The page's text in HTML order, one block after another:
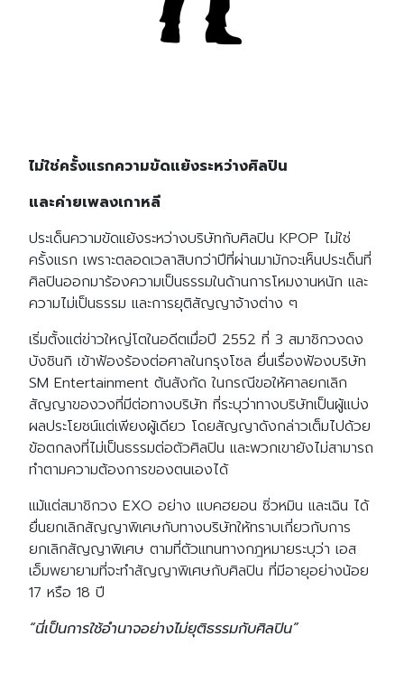
ไม่ใช่ครั้งแรกความขัดแย้งระหว่างศิลปิน
และค่ายเพลงเกาหลี
ประเด็นความขัดแย้งระหว่างบริษัทกับศิลปิน KPOP ไม่ใช่
ครั้งแรก เพราะตลอดเวลาสิบกว่าปีที่ผ่านมามักจะเห็นประเด็นที่
ศิลปินออกมาร้องความเป็นธรรมในด้านการโหมงานหนัก และ
ความไม่เป็นธรรม และการยุติสัญญาจ้างต่าง ๆ
เริ่มตั้งแต่ข่าวใหญ่โตในอดีตเมื่อปี 2552 ที่ 3 สมาชิกวงดง
บังชินกิ เข้าฟ้องร้องต่อศาลในกรุงโซล ยื่นเรื่องฟ้องบริษัท
SM Entertainment ต้นสังกัด ในกรณีขอให้ศาลยกเลิก
สัญญาของวงที่มีต่อทางบริษัท ที่ระบุว่าทางบริษัทเป็นผู้แบ่ง
ผลประโยชน์แต่เพียงผู้เดียว โดยสัญญาดังกล่าวเต็มไปด้วย
ข้อตกลงที่ไม่เป็นธรรมต่อตัวศิลปิน และพวกเขายังไม่สามารถ
ทำตามความต้องการของตนเองได้
แม้แต่สมาชิกวง EXO อย่าง แบคฮยอน ซิ่วหมิน และเฉิน ได้
ยื่นยกเลิกสัญญาพิเศษกับทางบริษัทให้ทราบเกี่ยวกับการ
ยกเลิกสัญญาพิเศษ ตามที่ตัวแทนทางกฎหมายระบุว่า เอส
เอ็มพยายามที่จะทำสัญญาพิเศษกับศิลปิน ที่มีอายุอย่างน้อย
17 หรือ 18 ปี
“นี่เป็นการใช้อำนาจอย่างไม่ยุติธรรมกับศิลปิน”